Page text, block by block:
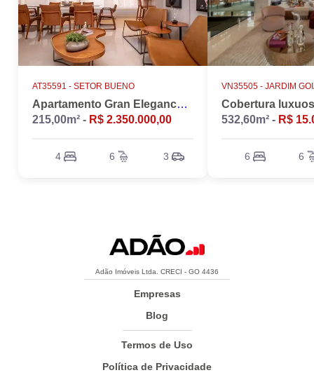
AT35591 - SETOR BUENO
Apartamento Gran Elegance - 4 suites + Home Office
215,00m² - R$ 2.350.000,00
4 6 3
VN35505 - JARDIM
532,60m² - R$
6 6
Adão Imóveis Ltda. CRECI - GO 4436
Empresas
Blog
Termos de Uso
Política de Privacidade